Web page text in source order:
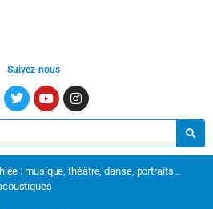
Suivez-nous
: musique, théâtre, danse, portraits…